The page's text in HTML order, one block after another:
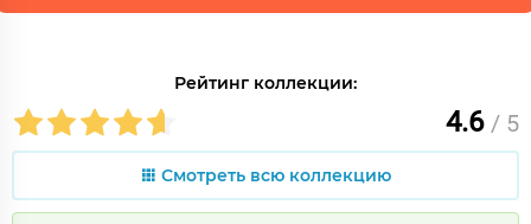
Рейтинг коллекции:
4.6 / 5
Смотреть всю коллекцию